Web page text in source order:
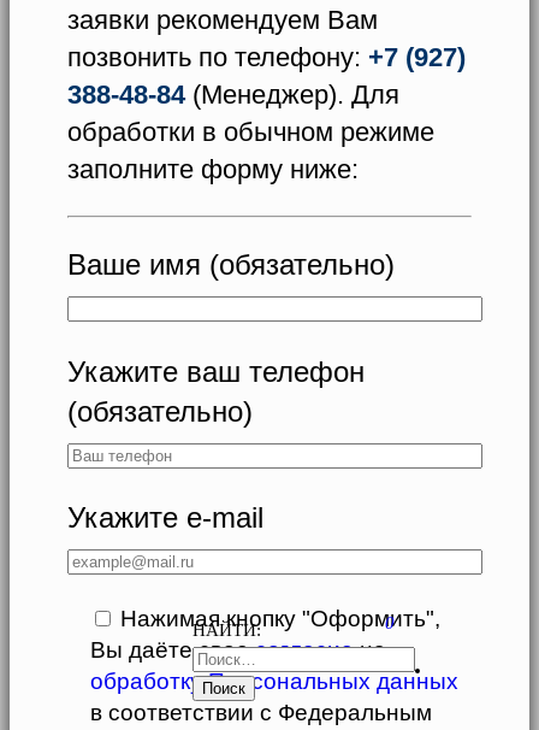
НАЙТИ: 0
заявки рекомендуем Вам
позвонить по телефону: +7 (927)
388-48-84 (Менеджер). Для
обработки в обычном режиме
заполните форму ниже:
Ваше имя (обязательно)
Укажите ваш телефон
(обязательно)
Укажите e-mail
Нажимая кнопку "Оформить",
Вы даёте своесогласиена
обработку Персональных данных
в соответствии с Федеральным